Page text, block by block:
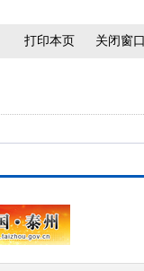
打印本页 关闭窗口